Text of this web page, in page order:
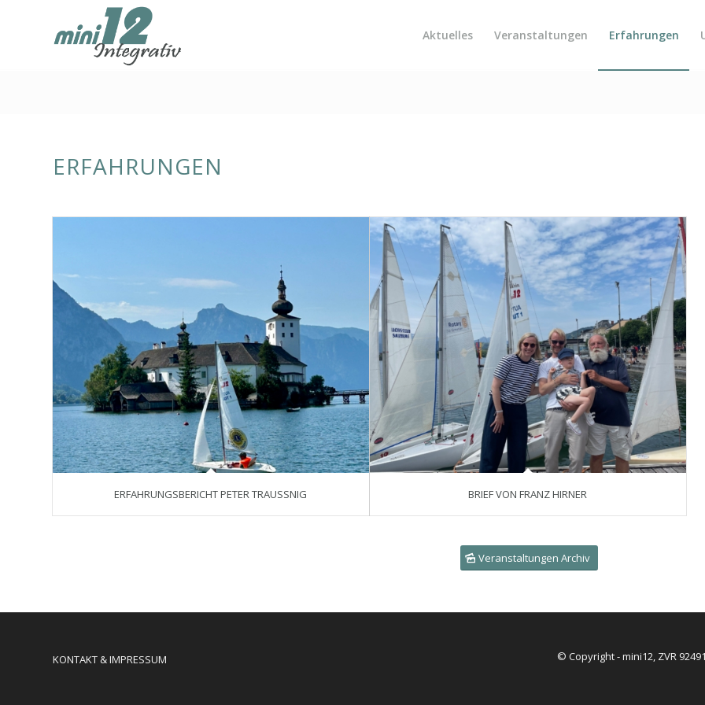
Aktuelles Veranstaltungen Erfahrungen
ERFAHRUNGEN
ERFAHRUNGSBERICHT PETER TRAUSSNIG BRIEF VON FRANZ HIRNER
Veranstaltungen Archiv
KONTAKT & IMPRESSUM © Copyright - mini12, ZVR